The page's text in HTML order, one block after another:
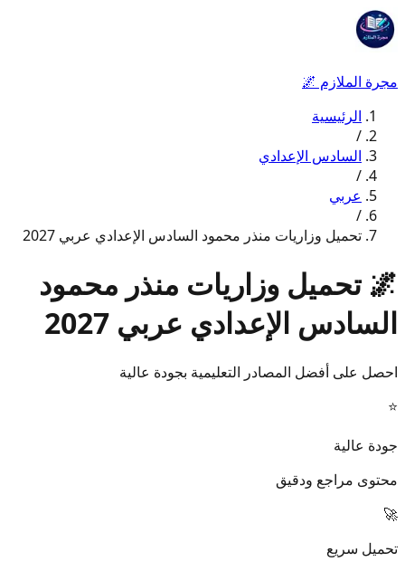
مجرة الملازم 🌌
الرئيسية
/
السادس الإعدادي
/
عربي
/
تحميل وزاريات منذر محمود السادس الإعدادي عربي 2027
🌌 تحميل وزاريات منذر محمود
السادس الإعدادي عربي 2027
احصل على أفضل المصادر التعليمية بجودة عالية
⭐
جودة عالية
محتوى مراجع ودقيق
🚀
تحميل سريع